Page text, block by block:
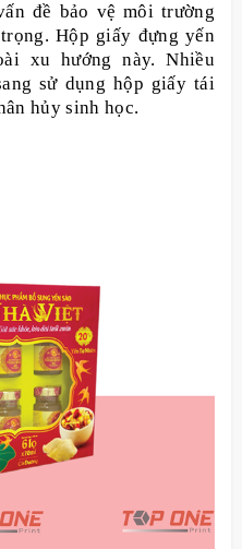
đề bảo vệ môi trường
Hộp giấy đựng yến
xu hướng này. Nhiều
sử dụng hộp giấy tái
hủy sinh học.